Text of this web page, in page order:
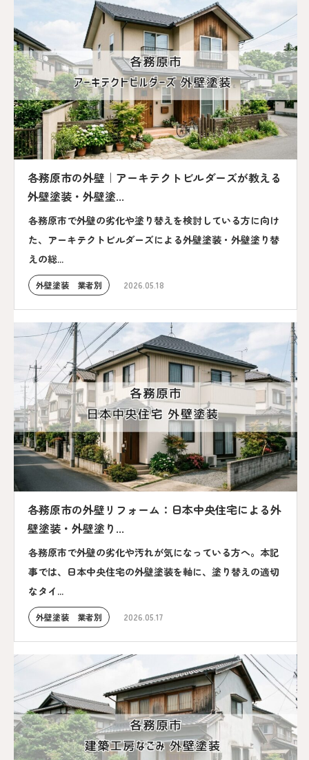
各務原市の外壁｜アーキテクトビルダーズが教える
外壁塗装・外壁塗...
各務原市で外壁の劣化や塗り替えを検討している方に向け
た、アーキテクトビルダーズによる外壁塗装・外壁塗り替
えの総...
外壁塗装 業者別 2026.05.18
各務原市の外壁リフォーム：日本中央住宅による外
壁塗装・外壁塗り...
各務原市で外壁の劣化や汚れが気になっている方へ。本記
事では、日本中央住宅の外壁塗装を軸に、塗り替えの適切
なタイ...
外壁塗装 業者別 2026.05.17